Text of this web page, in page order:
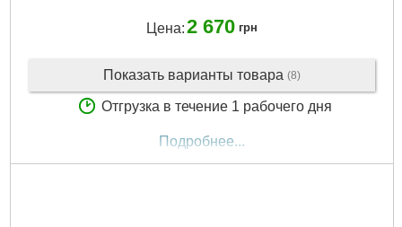
Цена:2 670 грн
Показать варианты товара (8)
Отгрузка в течение 1 рабочего дня
Подробнее...